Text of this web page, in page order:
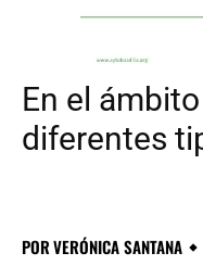
En el
diferentes
PORVERÓNICA SANTANA